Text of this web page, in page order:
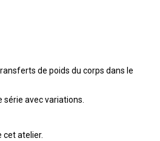
de poids du corps dans le
série avec variations.
cet atelier.